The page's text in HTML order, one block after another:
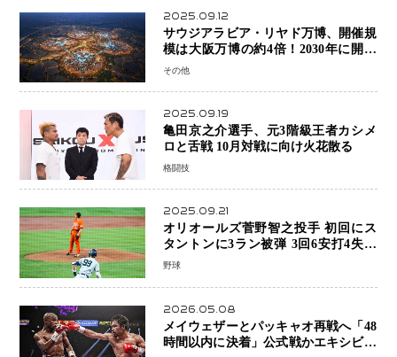
2025.09.12
サウジアラビア・リヤド万博、開催規
模は大阪万博の約4倍！2030年に開幕
予定
その他
2025.09.19
亀田京之介選手、元3階級王者カシメ
格闘技
2025.09.21
オリオールズ菅野智之投手 初回にス
タントンに3ラン被弾 3回6安打4失点
で降板
野球
2026.05.08
メイウェザーとパッキャオ再戦へ「48
時間以内に決着」公式戦かエキシビシ